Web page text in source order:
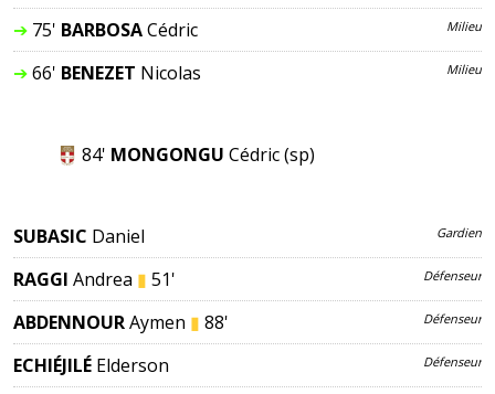
➔75' BARBOSACédric Milieu
➔66' BENEZET Nicolas Milieu
84' MONGONGU Cédric(sp)
SUBASIC Daniel Gardien
RAGGI Andrea ▮ 51' Défenseur
ABDENNOURAymen ▮ 88' Défenseur
ECHIÉJILÉ Elderson Défenseur